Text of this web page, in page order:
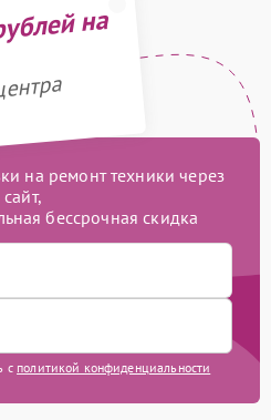
на
на ремонт техники через
сайт,
бессрочная скидка
с политикой конфиденциальности